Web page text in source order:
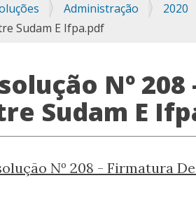
Administração
2020
Sudam E Ifpa.pdf
Nº
Sudam E
Nº 208 - Firmatura